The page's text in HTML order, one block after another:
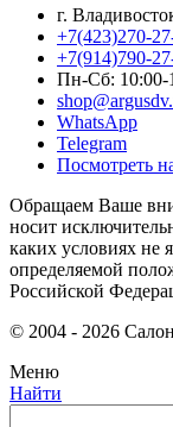
г.
+7(423)270-
+7(914)790-
Пн-Сб: 10:00-
WhatsApp
Telegram
Посмотреть
Обращаем Ваше
носит
каких условиях не
определяемой
Российской
© 2004 - 2026
Меню
Найти